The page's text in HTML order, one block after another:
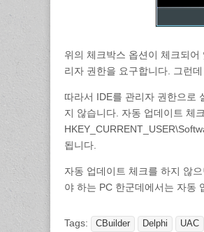
위의 체크박스 옵션이 체크되
리자 권한을 요구합니다. 그런
따라서 IDE를 관리자 권한으로
지 않습니다. 자동 업데이트 체
됩니다.
자동 업데이트 체크를 하지 않
야 하는 PC 한군데에서는 자동
Tags: CBuilder Delphi UAC